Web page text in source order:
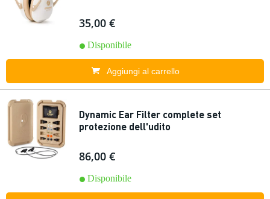
35,00 €
Disponibile
Aggiungi al carrello
Dynamic Ear Filter complete set
protezione dell'udito
86,00 €
Disponibile